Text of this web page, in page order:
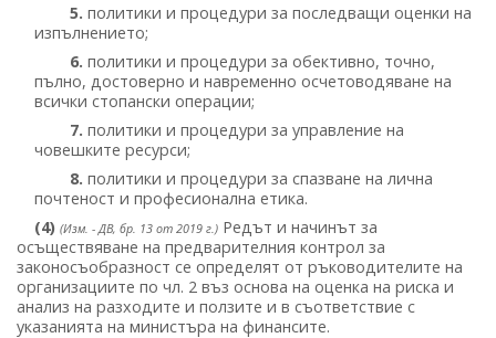
5. политики и процедури за последващи оценки на
изпълнението;
6. политики и процедури за обективно, точно,
пълно, достоверно и навременно осчетоводяване на
всички стопански операции;
7. политики и процедури за управление на
човешките ресурси;
8. политики и процедури за спазване на лична
почтеност и професионална етика.
(4) (Изм. - ДВ, бр. 13 от 2019 г.) Редът и начинът за
осъществяване на предварителния контрол за
законосъобразност се определят от ръководителите на
организациите по чл. 2 въз основа на оценка на риска и
анализ на разходите и ползите и в съответствие с
указанията на министъра на финансите.